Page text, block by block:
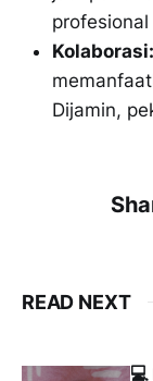
Kolaborasi:
Dijamin,
READ NEXT